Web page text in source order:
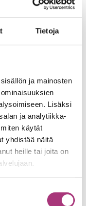
Tietoja
ja mainosten
Lisäksi
ja analytiikka-
käytät
yhdistää näitä
heille tai joita on